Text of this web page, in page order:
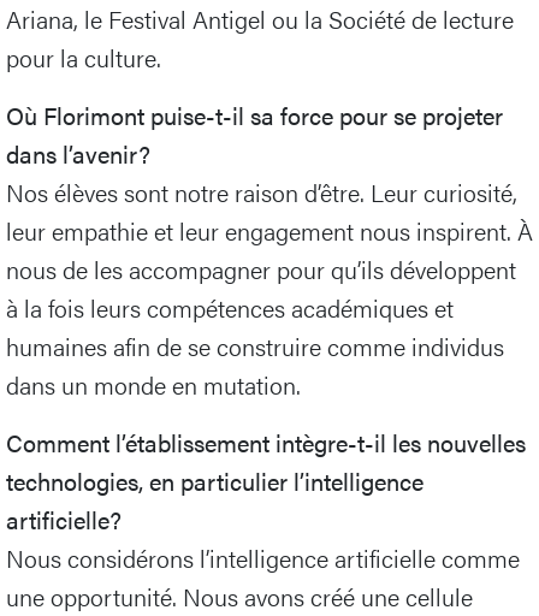
Ariana, le Festival Antigel ou la Société de lecture
pour la culture.
Où Florimont puise-t-il sa force pour se projeter
dans l’avenir?
Nos élèves sont notre raison d’être. Leur curiosité,
leur empathie et leur engagement nous inspirent. À
nous de les accompagner pour qu’ils développent
à la fois leurs compétences académiques et
humaines afin de se construire comme individus
dans un monde en mutation.
Comment l’établissement intègre-t-il les nouvelles
technologies, en particulier l’intelligence
artificielle?
Nous considérons l’intelligence artificielle comme
une opportunité. Nous avons créé une cellule